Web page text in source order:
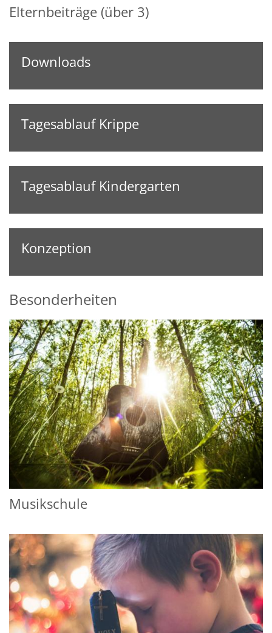
Elternbeiträge (über 3)
Downloads
Tagesablauf Krippe
Tagesablauf Kindergarten
Konzeption
Besonderheiten
Musikschule